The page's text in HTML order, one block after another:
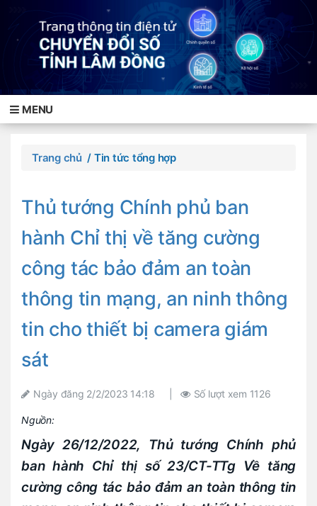
MENU
Trang chủ / Tin tức tổng hợp
Thủ tướng Chính phủ ban
hành Chỉ thị về tăng cường
công tác bảo đảm an toàn
thông tin mạng, an ninh thông
tin cho thiết bị camera giám
sát
Ngày đăng 2/2/2023 14:18 Số lượt xem 1126
Nguồn:
Ngày 26/12/2022, Thủ tướng Chính phủ
ban hành Chỉ thị số 23/CT-TTg Về tăng
cường công tác bảo đảm an toàn thông tin